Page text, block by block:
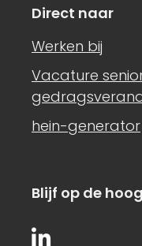
Direct naar
Werken bij
Vacature
hein-generator
Blijf op de